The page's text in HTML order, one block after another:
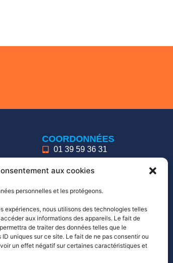
aux cookies
personnelles et les protégeons.
expériences, nous utilisons des technologies telles
aux informations des appareils. Le fait de
de traiter des données telles que le
uniques sur ce site. Le fait de ne pas consentir ou
un effet négatif sur certaines caractéristiques et
COORDONNÉES
01 39 59 36 31
contact@bioveba.com
95150 Taverny
Design by